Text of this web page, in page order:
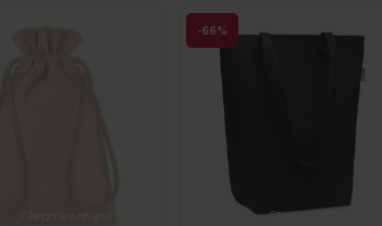
-66%
Jetzt